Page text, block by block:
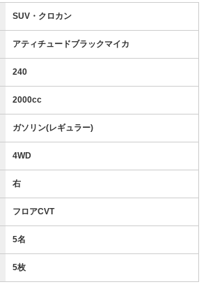
SUV・クロカン
アティチュードブラックマイカ
240
2000cc
ガソリン(レギュラー)
4WD
右
フロアCVT
5名
5枚